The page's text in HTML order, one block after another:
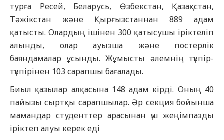
турға Ресей, Беларусь, Өзбекстан, Қазақстан,
Тәжікстан және Қырғызстаннан 889 адам
қатысты. Олардың ішінен 300 қатысушы іріктеліп
алынды, олар ауызша және постерлік
баяндамалар ұсынды. Жұмысты әлемнің түкпір-
түкпірінен 103 сарапшы бағалады.
Биыл қазылар алқасына 148 адам кірді. Оның 40
пайызы сыртқы сарапшылар. Әр секция бойынша
мамандар студенттер арасынан үш жеңімпазды
іріктеп алуы керек еді